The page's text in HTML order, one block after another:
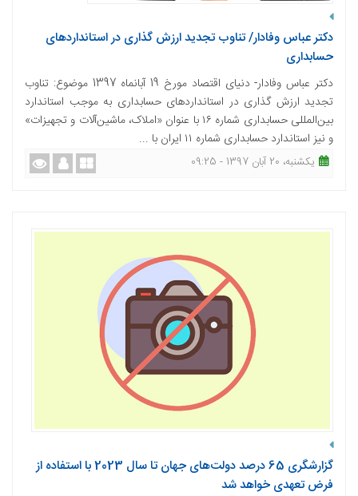
دکتر عباس وفادار/ تناوب تجدید ارزش گذاری در استانداردهای
حسابداری
دکتر عباس وفادار- دنیای اقتصاد مورخ 19 آبانماه 1397 موضوع: تناوب
تجدید ارزش گذاری در استانداردهای حسابداری به موجب استاندارد
بین‌المللی حسابداری شماره ۱۶ با عنوان «املاک، ماشین‌آلات و تجهیزات»
و نیز استاندارد حسابداری شماره ۱۱ ایران با ...
یکشنبه، 20 آبان 1397 - 09:25
گزارشگری 65 درصد دولت‌های جهان تا سال 2023 با استفاده از
فرض تعهدی خواهد شد